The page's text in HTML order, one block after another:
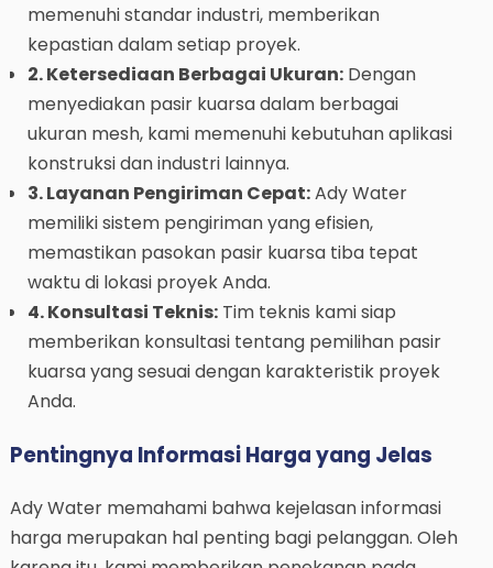
memenuhi standar industri, memberikan
kepastian dalam setiap proyek.
2. Ketersediaan Berbagai Ukuran:Dengan
menyediakan pasir kuarsa dalam berbagai
ukuran mesh, kami memenuhi kebutuhan aplikasi
konstruksi dan industri lainnya.
3. Layanan Pengiriman Cepat:Ady Water
memiliki sistem pengiriman yang efisien,
memastikan pasokan pasir kuarsa tiba tepat
waktu di lokasi proyek Anda.
4. Konsultasi Teknis:Tim teknis kami siap
memberikan konsultasi tentang pemilihan pasir
kuarsa yang sesuai dengan karakteristik proyek
Anda.
Pentingnya Informasi Harga yang Jelas
Ady Water memahami bahwa kejelasan informasi
harga merupakan hal penting bagi pelanggan. Oleh